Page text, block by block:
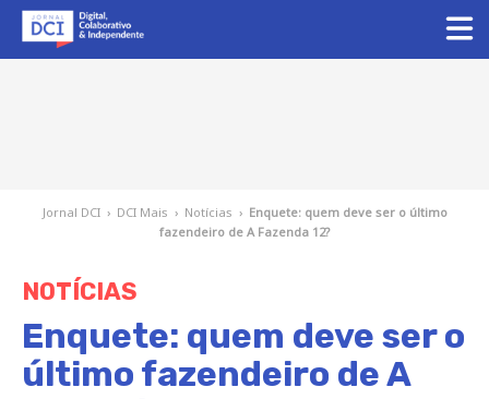
Jornal DCI › DCI Mais › Notícias › Enquete: quem deve ser o último
fazendeiro de A Fazenda 12?
NOTÍCIAS
Enquete: quem deve ser o
último fazendeiro de A